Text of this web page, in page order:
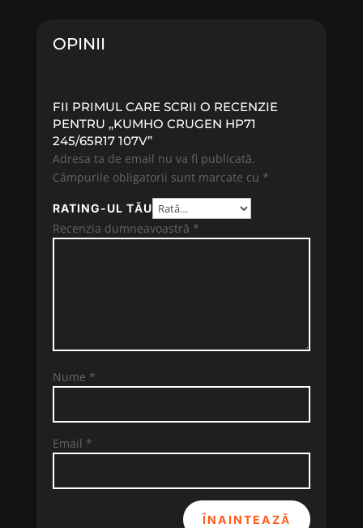
OPINII
FII PRIMUL CARE SCRII O RECENZIE
PENTRU „KUMHO CRUGEN HP71
245/65R17 107V”
Adresa ta de email nu va fi publicată.
Câmpurile obligatorii sunt marcate cu *
RATING-UL TĂU
Recenzia dumneavoastră *
Nume *
Email *
ÎNAINTEAZĂ